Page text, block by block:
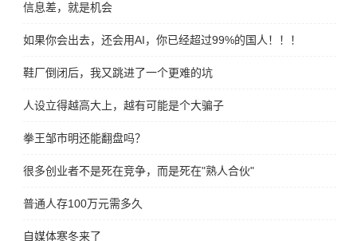
信息差，就是机会
如果你会出去，还会用AI，你已经超过99%的国人！！！
鞋厂倒闭后，我又跳进了一个更难的坑
人设立得越高大上，越有可能是个大骗子
拳王邹市明还能翻盘吗？
很多创业者不是死在竞争，而是死在"熟人合伙"
普通人存100万元需多久
自媒体寒冬来了